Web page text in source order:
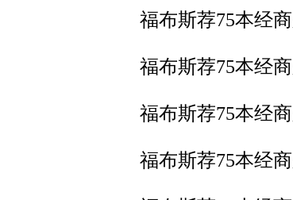
福布斯荐75本经
福布斯荐75本经
福布斯荐75本经
福布斯荐75本经